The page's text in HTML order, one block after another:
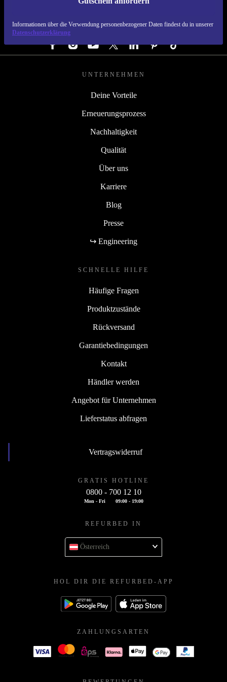
Informationen über die Verwendung personenbezogener Daten findest du in unserer
Datenschutzerklärung
REFURBED ÖSTERREICH - RETHINK NEW.
FOLGE UNS
UNTERNEHMEN
Deine Vorteile
Erneuerungsprozess
Nachhaltigkeit
Qualität
Über uns
Karriere
Blog
Presse
↪ Engineering
SCHNELLE HILFE
Häufige Fragen
Produktzustände
Rückversand
Garantiebedingungen
Kontakt
Händler werden
Angebot für Unternehmen
Lieferstatus abfragen
Vertragswiderruf
GRATIS HOTLINE
0800 - 700 12 10
Mon - Fri 09:00 - 19:00
REFURBED IN
Österreich
HOL DIR DIE REFURBED-APP
ZAHLUNGSARTEN